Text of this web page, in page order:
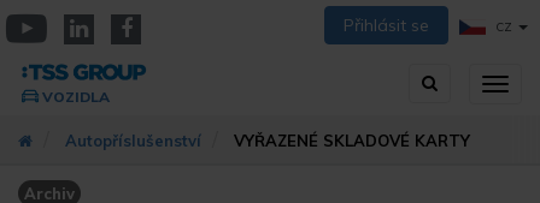
Přejít
k
hlavnímu
obsahu
Přihlásit se CZ
Vyhledávání
VOZIDLA
Autopříslušenství VYŘAZENÉ SKLADOVÉ KARTY
Archiv